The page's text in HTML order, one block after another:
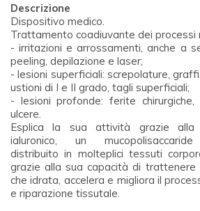
Descrizione
Dispositivo medico.
Trattamento coadiuvante dei processi
- irritazioni e arrossamenti, anche a
peeling, depilazione e laser;
- lesioni superficiali: screpolature,
ustioni di I e II grado, tagli superficiali;
- lesioni profonde: ferite
ulcere.
Esplica la sua attività grazie alla
ialuronico, un mucopolisaccaride
distribuito in molteplici tessuti
grazie alla sua capacità di trattenere
che idrata, accelera e migliora il
e riparazione tissutale.